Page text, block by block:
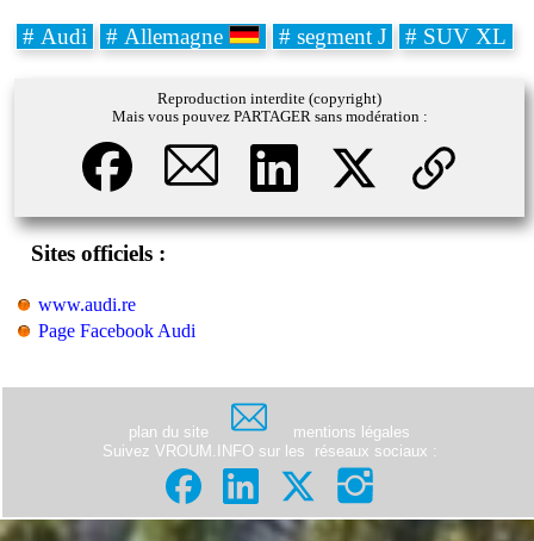
# Audi # Allemagne # segment J # SUV XL
Reproduction interdite (copyright)
Mais vous pouvez PARTAGER sans modération :
Sites officiels :
www.audi.re
Page Facebook Audi
plan du site
mentions légales
Suivez VROUM.INFO sur les
réseaux sociaux :